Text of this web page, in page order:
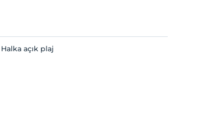
Halka açık plaj